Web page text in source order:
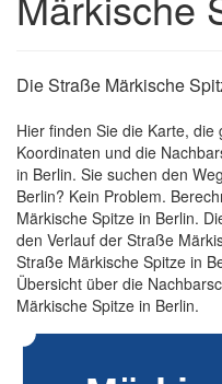
Die Straße Märkische
Hier finden Sie die Karte,
Koordinaten und die
in Berlin. Sie suchen den
Berlin? Kein Problem.
Märkische Spitze in Berlin.
den Verlauf der Straße
Straße Märkische Spitze in
Übersicht über die
Märkische Spitze in Berlin.